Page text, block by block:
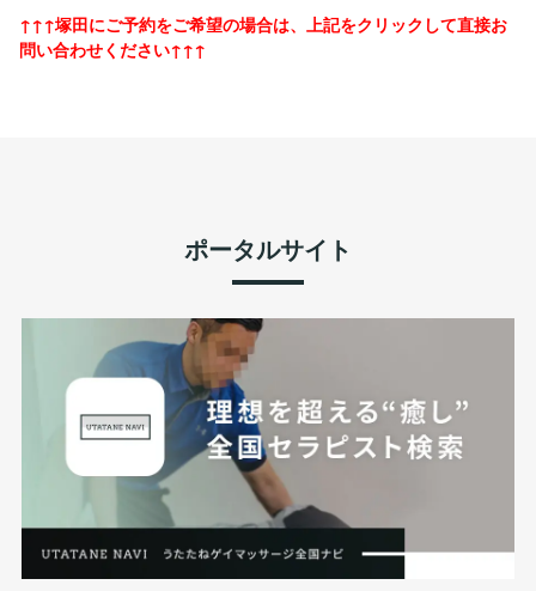
↑↑↑塚田にご予約をご希望の場合は、上記をクリックして直接お
問い合わせください↑↑↑
ポータルサイト